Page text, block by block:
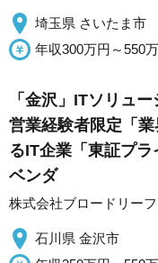
埼玉県 さいたま市
年収300万円～550
「金沢」ITソリュ
営業経験者限定「
るIT企業「東証プ
ベンダ
株式会社ブロードリーフ
石川県 金沢市